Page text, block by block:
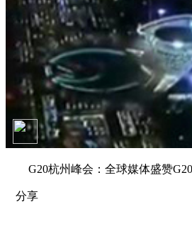
G20杭州峰会：全球媒体盛赞
分享